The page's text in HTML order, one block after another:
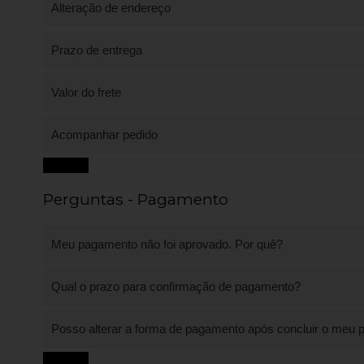
Alteração de endereço
Prazo de entrega
Valor do frete
Acompanhar pedido
Perguntas - Pagamento
Meu pagamento não foi aprovado. Por quê?
Qual o prazo para confirmação de pagamento?
Posso alterar a forma de pagamento após concluir o meu